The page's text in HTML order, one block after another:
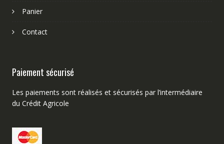
Panier
Contact
Paiement sécurisé
Les paiements sont réalisés et sécurisés par l’intermédiaire
du Crédit Agricole